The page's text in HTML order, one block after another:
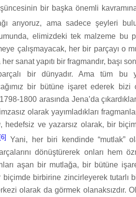
bir başka önemli
arıyoruz, ama sadece şeyleri
elimizdeki tek malzeme bu
çalışmayacak, her bir parçayı o
sanat yapıtı bir fragmandır, başı
bir dünyadır. Ama tüm bu
bir bütüne işaret ederek bizi
1800 arasında Jena’da
olarak yayımladıkları
, hedefsiz ve yazarsız olarak, bir
[6]
Yani, her biri kendinde “mutlak”
dönüştürerek onları hem
aşan bir mutlağa, bir bütüne
birbirine zincirleyerek tutarlı
olarak da görmek olanaksızdır.